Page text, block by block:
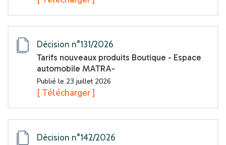
Décision n°131/2026
Tarifs nouveaux produits Boutique - Espace
automobile MATRA-
Publié le 23 juillet 2026
[ Télécharger ]
Décision n°142/2026